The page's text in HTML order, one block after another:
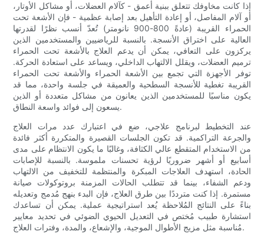
إذا كانت مخاوفك تتعلق ببنية أعمق - كآلام العضلات، أو مشاكل الأوتار،
أو آلام المفاصل، أو إعادة التأهيل بعد إصابة عظمية - فإن الأشعة تحت
الحمراء القريبة (عادةً 800-900 نانومتر) تُعدّ أنسب نظرًا لقدرتها
العالية على اختراق الأنسجة. بالنسبة للرياضيين والمستخدمين الذين
يركزون على التعافي، يمكن أن يدعم العلاج بالأشعة تحت الحمراء
ترميم العضلات، ويقلل الالتهاب الداخلي، ويساعد على استعادة الحركة.
توفر الأجهزة التي تجمع بين الأشعة الحمراء والأشعة تحت الحمراء
القريبة تغطية للأنسجة السطحية والعميقة في جلسة واحدة، مما قد
يكون مناسبًا للمستخدمين الذين يعانون من مشاكل متعددة أو الذين
يسعون إلى فوائد واسعة النطاق.
عند التخطيط لبرنامج علاجي، ضع في اعتبارك عدد مرات العلاج
والجرعة التراكمية. قد تكون الجلسات القصيرة والمتكررة أكثر فائدة
من الاستخدام المتقطع عالي الكثافة، وغالبًا ما يكون الانتظام على مدى
أسابيع أو أشهر ضروريًا لرؤية تحسنات ملموسة. بالنسبة للإصابات
الحادة، استهدف العلاجات المبكرة والمنتظمة للتخفيف من الالتهاب
ودعم الشفاء، بينما قد تتطلب الحالات المزمنة بروتوكولات صيانة
مستمرة. إذا كنت مترددًا بين طرق العلاج، فإن البدء بنهج مُدمج وتعديله
بناءً على النتائج المُلاحظة يُعد استراتيجية عملية. يمكن أن تساعدك
استشارة طبيب مُختص في التعديل الحيوي الضوئي في تحديد معايير
مُناسبة مثل مزيج الأطوال الموجية، والإشعاع، والمدة، وفترات العلاج.